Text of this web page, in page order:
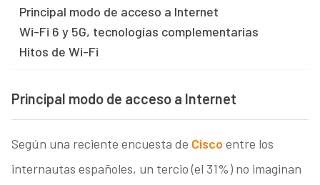
Principal modo de acceso a Internet
Wi-Fi 6 y 5G, tecnologías complementarias
Hitos de Wi-Fi
Principal modo de acceso a Internet
Según una reciente encuesta de Cisco entre los
internautas españoles, un tercio (el 31%) no imaginan